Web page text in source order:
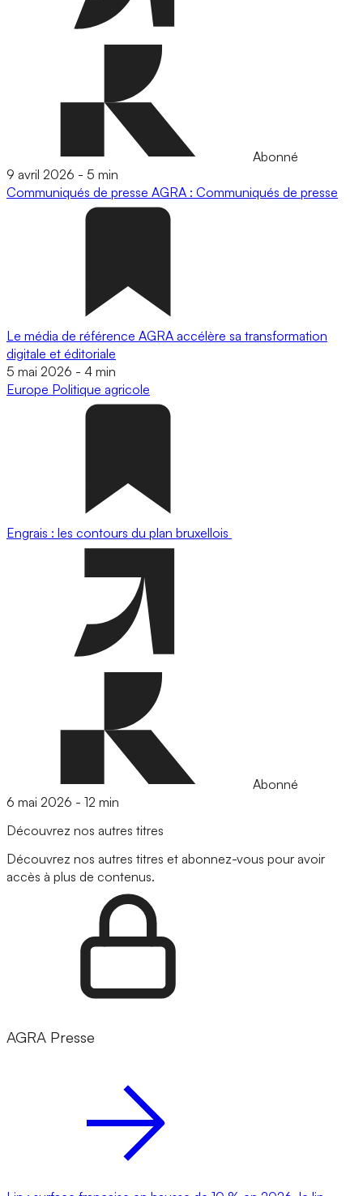
Abonné
9 avril 2026 - 5 min
Communiqués de presse AGRA : Communiqués de presse
Le média de référence AGRA accélère sa transformation
digitale et éditoriale
5 mai 2026 - 4 min
Europe Politique agricole
Engrais : les contours du plan bruxellois
Abonné
6 mai 2026 - 12 min
Découvrez nos autres titres
Découvrez nos autres titres et abonnez-vous pour avoir
accès à plus de contenus.
AGRA Presse